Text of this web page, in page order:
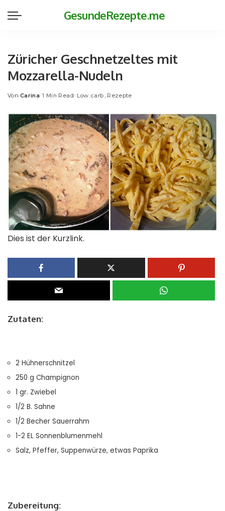
GesundeRezepte.me
Züricher Geschnetzeltes mit
Mozzarella-Nudeln
Posted
Von Carina 1 Min Read Low carb Rezepte
Dies ist der Kurzlink.
Zutaten:
2 Hühnerschnitzel
250 g Champignon
1 gr. Zwiebel
1/2 B. Sahne
1/2 Becher Sauerrahm
1-2 EL Sonnenblumenmehl
Salz, Pfeffer, Suppenwürze, etwas Paprika
Zubereitung: